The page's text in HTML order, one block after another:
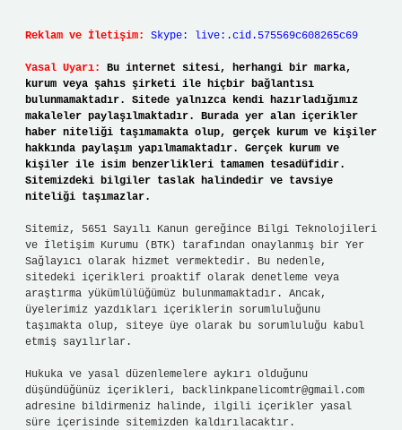
Reklam ve İletişim: Skype: live:.cid.575569c608265c69
Yasal Uyarı:
Bu internet sitesi, herhangi bir marka,
kurum veya şahıs şirketi ile hiçbir bağlantısı
bulunmamaktadır. Sitede yalnızca kendi hazırladığımız
makaleler paylaşılmaktadır. Burada yer alan içerikler
haber niteliği taşımamakta olup, gerçek kurum ve kişiler
hakkında paylaşım yapılmamaktadır. Gerçek kurum ve
kişiler ile isim benzerlikleri tamamen tesadüfidir.
Sitemizdeki bilgiler taslak halindedir ve tavsiye
niteliği taşımazlar.
Sitemiz, 5651 Sayılı Kanun gereğince Bilgi Teknolojileri
ve İletişim Kurumu (BTK) tarafından onaylanmış bir Yer
Sağlayıcı olarak hizmet vermektedir. Bu nedenle,
sitedeki içerikleri proaktif olarak denetleme veya
araştırma yükümlülüğümüz bulunmamaktadır. Ancak,
üyelerimiz yazdıkları içeriklerin sorumluluğunu
taşımakta olup, siteye üye olarak bu sorumluluğu kabul
etmiş sayılırlar.
Hukuka ve yasal düzenlemelere aykırı olduğunu
düşündüğünüz içerikleri, backlinkpanelicomtr@gmail.com
adresine bildirmeniz halinde, ilgili içerikler yasal
süre içerisinde sitemizden kaldırılacaktır.